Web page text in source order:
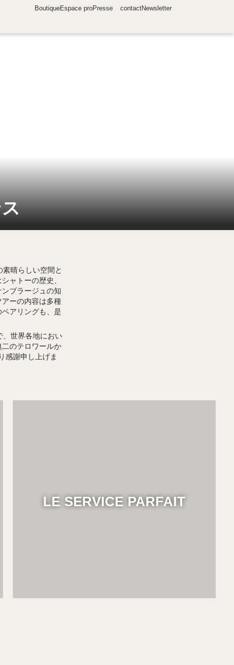
BoutiqueEspace proPresse contactNewsletter
晴らしい空間と
ャトーの歴史、
ブラージュの知
ーの内容は多種
アリングも、是
、世界各地におい
のテロワールか
感謝申し上げま
LE SERVICE PARFAIT
Discover